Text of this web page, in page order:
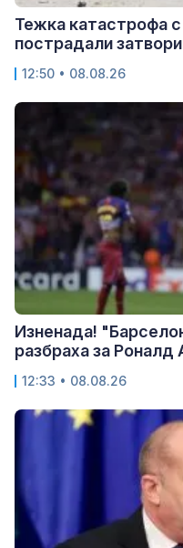
Тежка катастрофа
пострадали
12:50 • 08.08.26
Изненада!
разбраха за Роналд
12:33 • 08.08.26